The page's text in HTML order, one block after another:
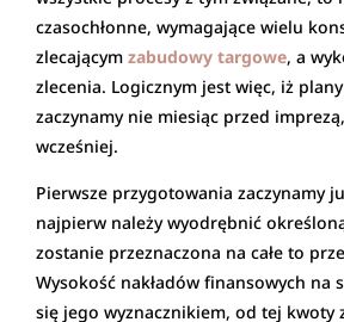
czasochłonne, wymagające wielu
zlecającym zabudowy targowe, a
zlecenia. Logicznym jest więc, iż
zaczynamy nie miesiąc przed
wcześniej.
Pierwsze przygotowania zaczynamy
najpierw należy wyodrębnić
zostanie przeznaczona na całe to
Wysokość nakładów finansowych na
się jego wyznacznikiem, od tej kwoty